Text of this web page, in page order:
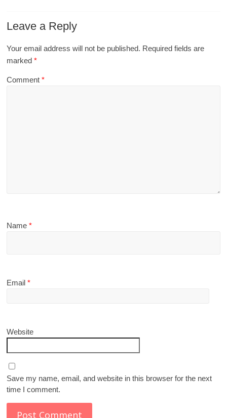
Leave a Reply
Your email address will not be published. Required fields are
marked*
Comment*
Name*
Email*
Website
Save my name, email, and website in this browser for the next
time I comment.